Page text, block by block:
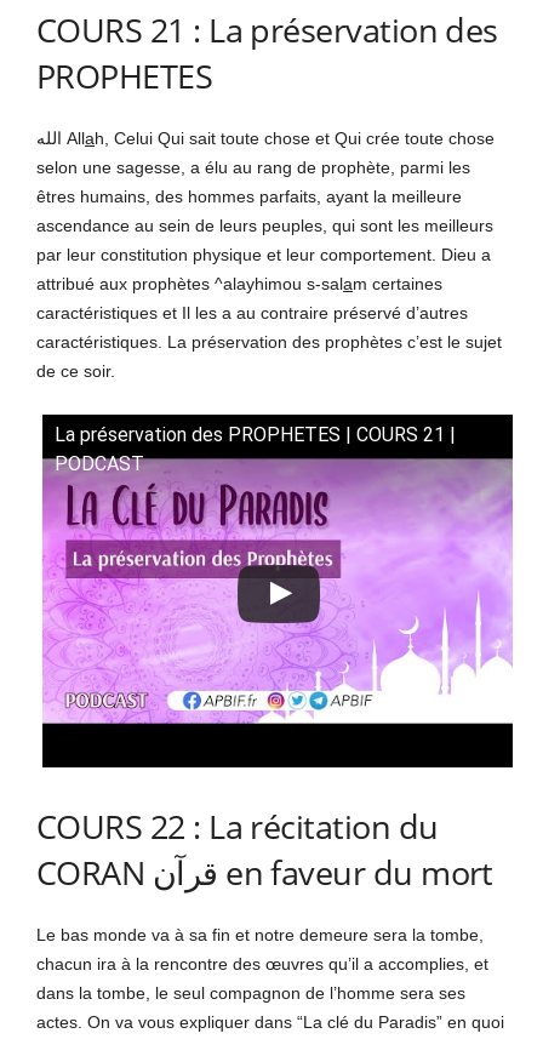
COURS 21 : La préservation des
PROPHETES
الله Allah, Celui Qui sait toute chose et Qui crée toute chose
selon une sagesse, a élu au rang de prophète, parmi les
êtres humains, des hommes parfaits, ayant la meilleure
ascendance au sein de leurs peuples, qui sont les meilleurs
par leur constitution physique et leur comportement. Dieu a
attribué aux prophètes ^alayhimou s-salam certaines
caractéristiques et Il les a au contraire préservé d’autres
caractéristiques. La préservation des prophètes c’est le sujet
de ce soir.
La préservation des PROPHETES | COURS 21 |
PODCAST
COURS 22 : La récitation du
CORAN قرآن en faveur du mort
Le bas monde va à sa fin et notre demeure sera la tombe,
chacun ira à la rencontre des œuvres qu’il a accomplies, et
dans la tombe, le seul compagnon de l’homme sera ses
actes. On va vous expliquer dans “La clé du Paradis” en quoi